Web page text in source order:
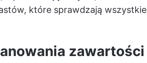
które sprawdzają wszystkie
zawartości